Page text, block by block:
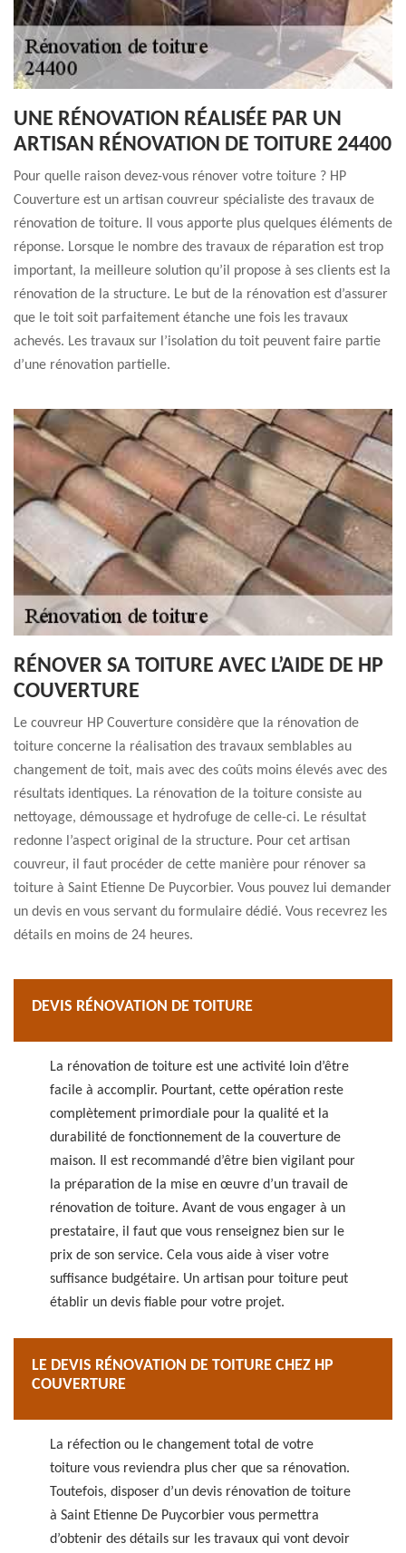
UNE RÉNOVATION RÉALISÉE PAR UN
ARTISAN RÉNOVATION DE TOITURE 24400
Pour quelle raison devez-vous rénover votre toiture ? HP
Couverture est un artisan couvreur spécialiste des travaux de
rénovation de toiture. Il vous apporte plus quelques éléments de
réponse. Lorsque le nombre des travaux de réparation est trop
important, la meilleure solution qu’il propose à ses clients est la
rénovation de la structure. Le but de la rénovation est d’assurer
que le toit soit parfaitement étanche une fois les travaux
achevés. Les travaux sur l’isolation du toit peuvent faire partie
d’une rénovation partielle.
RÉNOVER SA TOITURE AVEC L’AIDE DE HP
COUVERTURE
Le couvreur HP Couverture considère que la rénovation de
toiture concerne la réalisation des travaux semblables au
changement de toit, mais avec des coûts moins élevés avec des
résultats identiques. La rénovation de la toiture consiste au
nettoyage, démoussage et hydrofuge de celle-ci. Le résultat
redonne l’aspect original de la structure. Pour cet artisan
couvreur, il faut procéder de cette manière pour rénover sa
toiture à Saint Etienne De Puycorbier. Vous pouvez lui demander
un devis en vous servant du formulaire dédié. Vous recevrez les
détails en moins de 24 heures.
DEVIS RÉNOVATION DE TOITURE
La rénovation de toiture est une activité loin d’être
facile à accomplir. Pourtant, cette opération reste
complètement primordiale pour la qualité et la
durabilité de fonctionnement de la couverture de
maison. Il est recommandé d’être bien vigilant pour
la préparation de la mise en œuvre d’un travail de
rénovation de toiture. Avant de vous engager à un
prestataire, il faut que vous renseignez bien sur le
prix de son service. Cela vous aide à viser votre
suffisance budgétaire. Un artisan pour toiture peut
établir un devis fiable pour votre projet.
LE DEVIS RÉNOVATION DE TOITURE CHEZ HP
COUVERTURE
La réfection ou le changement total de votre
toiture vous reviendra plus cher que sa rénovation.
Toutefois, disposer d’un devis rénovation de toiture
à Saint Etienne De Puycorbier vous permettra
d’obtenir des détails sur les travaux qui vont devoir